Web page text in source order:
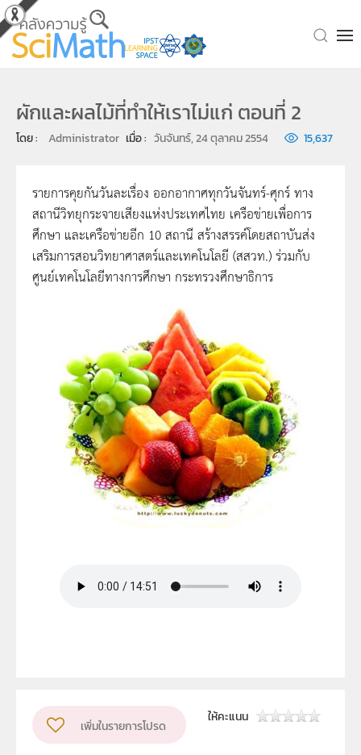
Skip to main content
ผักและผลไม้ที่ทำให้เราไม่แก่ ตอนที่ 2
โดย : Administrator เมื่อ : วันจันทร์, 24 ตุลาคม 2554 15,637
รายการคุยกันวันละเรื่อง ออกอากาศทุกวันจันทร์-ศุกร์ ทาง
สถานีวิทยุกระจายเสียงแห่งประเทศไทย เครือข่ายเพื่อการ
ศึกษา และเครือข่ายอีก 10 สถานี สร้างสรรค์โดยสถาบันส่ง
เสริมการสอนวิทยาศาสตร์และเทคโนโลยี (สสวท.) ร่วมกับ
ศูนย์เทคโนโลยีทางการศึกษา กระทรวงศึกษาธิการ
เพิ่มในรายการโปรด
ให้คะแนน